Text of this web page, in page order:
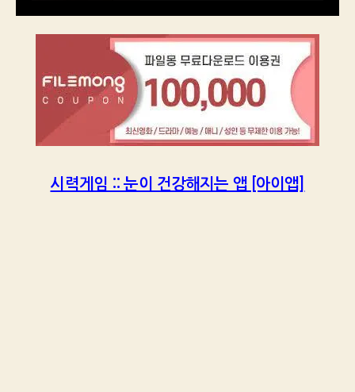
시력게임 :: 눈이 건강해지는 앱 [아이앱]